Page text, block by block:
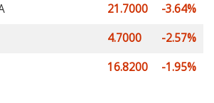
21.7000
-3.64%
4.7000
-2.57%
16.8200 -1.95%